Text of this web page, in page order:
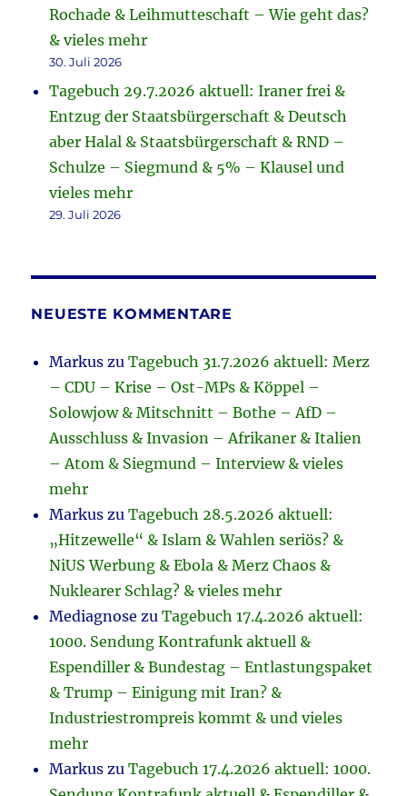
Rochade & Leihmutteschaft – Wie geht das?
& vieles mehr
30. Juli 2026
Tagebuch 29.7.2026 aktuell: Iraner frei &
Entzug der Staatsbürgerschaft & Deutsch
aber Halal & Staatsbürgerschaft & RND –
Schulze – Siegmund & 5% – Klausel und
vieles mehr
29. Juli 2026
NEUESTE KOMMENTARE
Markus zuTagebuch 31.7.2026 aktuell: Merz
– CDU – Krise – Ost-MPs & Köppel –
Solowjow & Mitschnitt – Bothe – AfD –
Ausschluss & Invasion – Afrikaner & Italien
– Atom & Siegmund – Interview & vieles
mehr
Markus zuTagebuch 28.5.2026 aktuell:
„Hitzewelle“ & Islam & Wahlen seriös? &
NiUS Werbung & Ebola & Merz Chaos &
Nuklearer Schlag? & vieles mehr
Mediagnose zuTagebuch 17.4.2026 aktuell:
1000. Sendung Kontrafunk aktuell &
Espendiller & Bundestag – Entlastungspaket
& Trump – Einigung mit Iran? &
Industriestrompreis kommt & und vieles
mehr
Markus zuTagebuch 17.4.2026 aktuell: 1000.